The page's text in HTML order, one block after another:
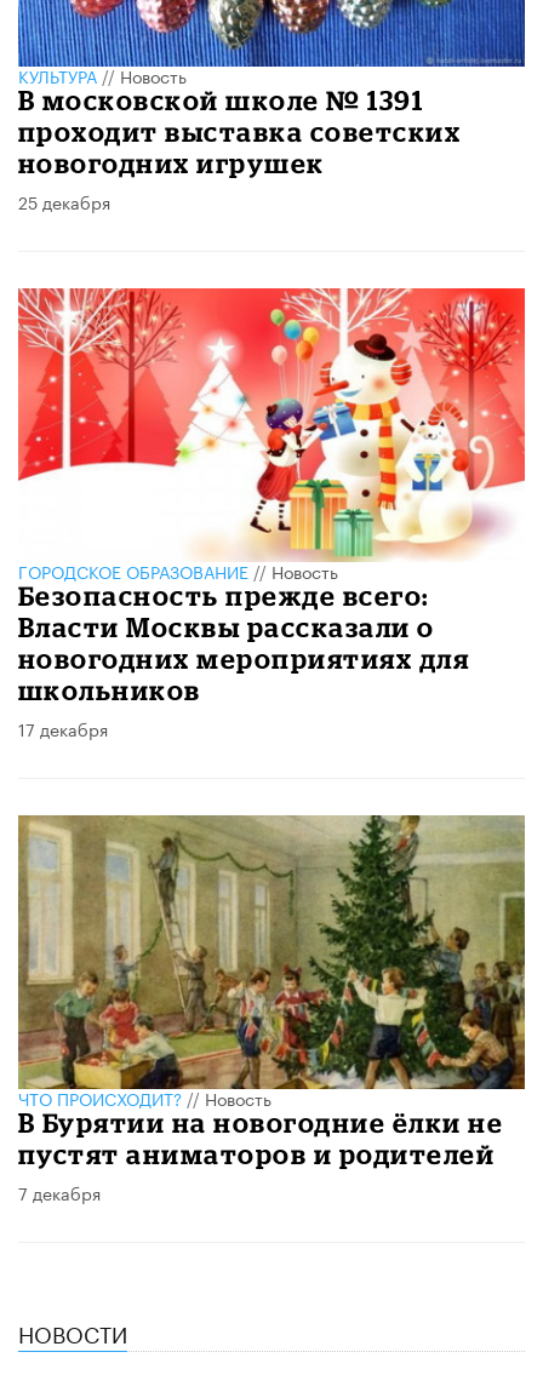
КУЛЬТУРА//Новость
В московской школе № 1391
проходит выставка советских
новогодних игрушек
25 декабря
ГОРОДСКОЕ ОБРАЗОВАНИЕ//Новость
Безопасность прежде всего:
Власти Москвы рассказали о
новогодних мероприятиях для
школьников
17 декабря
ЧТО ПРОИСХОДИТ?//Новость
В Бурятии на новогодние ёлки не
пустят аниматоров и родителей
7 декабря
НОВОСТИ